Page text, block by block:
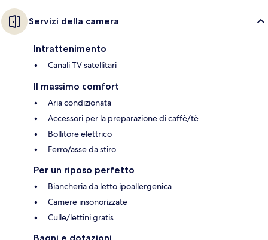
Servizi della camera
Intrattenimento
Canali TV satellitari
Il massimo comfort
Aria condizionata
Accessori per la preparazione di caffè/tè
Bollitore elettrico
Ferro/asse da stiro
Per un riposo perfetto
Biancheria da letto ipoallergenica
Camere insonorizzate
Culle/lettini gratis